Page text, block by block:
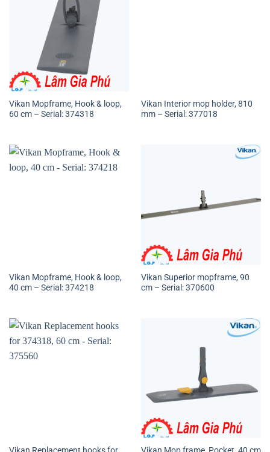
Vikan Mopframe, Hook & loop,
60 cm – Serial: 374318
Vikan Interior mop holder, 810
mm – Serial: 377018
Vikan Mopframe, Hook & loop,
40 cm – Serial: 374218
Vikan Superior mopframe, 90
cm – Serial: 370600